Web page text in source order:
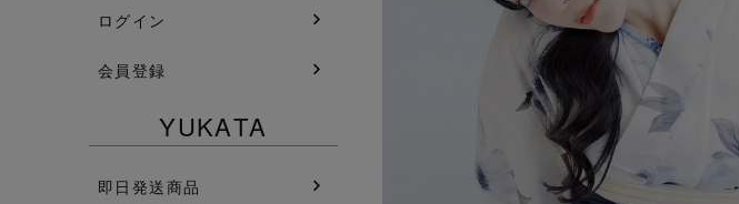
ログイン
会員登録
YUKATA
即日発送商品